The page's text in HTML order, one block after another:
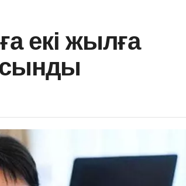
екі жылға